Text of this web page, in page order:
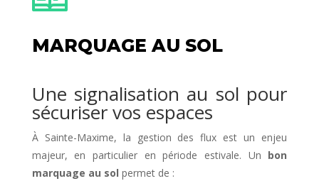
MARQUAGE AU SOL
Une signalisation au sol pour
sécuriser vos espaces
À Sainte-Maxime, la gestion des flux est un enjeu
majeur, en particulier en période estivale. Un bon
marquage au sol permet de :